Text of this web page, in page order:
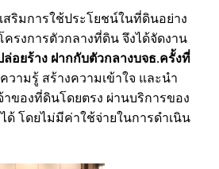
สริมการใช้ประโยชน์ในที่ดินอย่าง
รงการตัวกลางที่ดิน จึงได้จัดงาน
ล่อยร้าง ฝากกับตัวกลางบจธ.ครั้งที่
วามรู้ สร้างความเข้าใจ และนำ
าของที่ดินโดยตรง ผ่านบริการของ
ด้ โดยไม่มีค่าใช้จ่ายในการดำเนิน